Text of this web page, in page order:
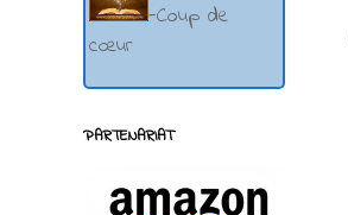
-Coup de
cœur
PARTENARIAT